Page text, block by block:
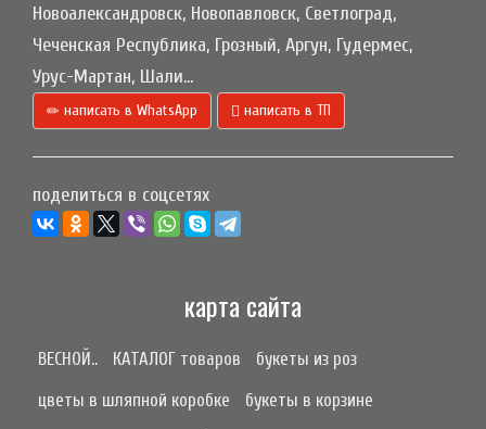
Новоалександровск, Новопавловск, Светлоград,
Чеченская Республика, Грозный, Аргун, Гудермес,
Урус-Мартан, Шали...
написать в WhatsApp написать в ТП
поделиться в соцсетях
карта сайта
ВЕСНОЙ.. КАТАЛОГ товаров
букеты из роз
цветы в шляпной коробке
букеты в корзине